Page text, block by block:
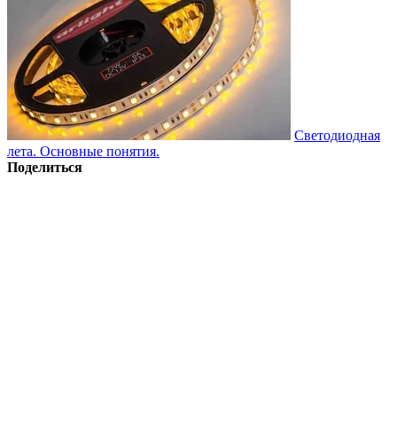
Светодиодная
лета. Основные понятия.
Поделиться